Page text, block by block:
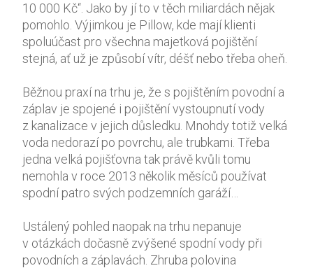
10 000 Kč“. Jako by jí to v těch miliardách nějak
pomohlo. Výjimkou je Pillow, kde mají klienti
spoluúčast pro všechna majetková pojištění
stejná, ať už je způsobí vítr, déšť nebo třeba oheň.
Běžnou praxí na trhu je, že s pojištěním povodní a
záplav je spojené i pojištění vystoupnutí vody
z kanalizace v jejich důsledku. Mnohdy totiž velká
voda nedorazí po povrchu, ale trubkami. Třeba
jedna velká pojišťovna tak právě kvůli tomu
nemohla v roce 2013 několik měsíců používat
spodní patro svých podzemních garáží…
Ustálený pohled naopak na trhu nepanuje
v otázkách dočasně zvýšené spodní vody při
povodních a záplavách. Zhruba polovina